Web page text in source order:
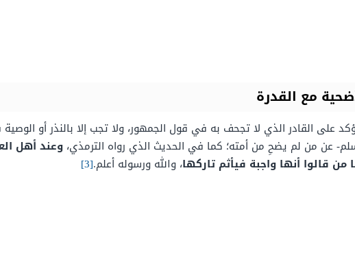
مع القدرة
على القادر الذي لا تجحف به في قول الجمهور، ولا تجب إلا بالنذر أو
عن من لم يضحِ من أمته؛ كما في الحديث الذي رواه الترمذي، وعند أهل
من قالوا أنها واجبة فيأثم تاركها، والله ورسوله أعلم.[3]